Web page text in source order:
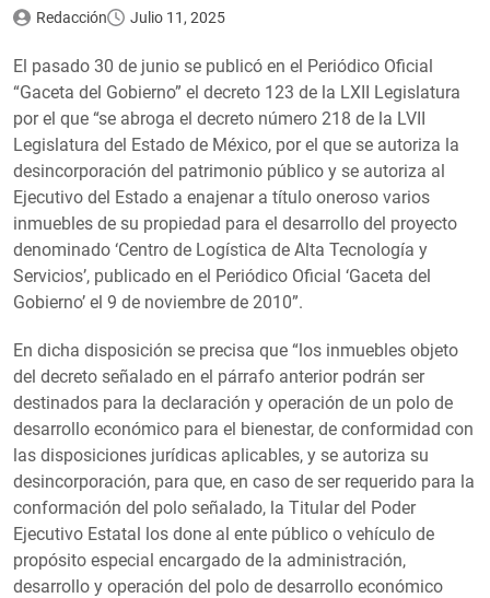
Redacción Julio 11, 2025
El pasado 30 de junio se publicó en el Periódico Oficial
“Gaceta del Gobierno” el decreto 123 de la LXII Legislatura
por el que “se abroga el decreto número 218 de la LVII
Legislatura del Estado de México, por el que se autoriza la
desincorporación del patrimonio público y se autoriza al
Ejecutivo del Estado a enajenar a título oneroso varios
inmuebles de su propiedad para el desarrollo del proyecto
denominado ‘Centro de Logística de Alta Tecnología y
Servicios’, publicado en el Periódico Oficial ‘Gaceta del
Gobierno’ el 9 de noviembre de 2010”.
En dicha disposición se precisa que “los inmuebles objeto
del decreto señalado en el párrafo anterior podrán ser
destinados para la declaración y operación de un polo de
desarrollo económico para el bienestar, de conformidad con
las disposiciones jurídicas aplicables, y se autoriza su
desincorporación, para que, en caso de ser requerido para la
conformación del polo señalado, la Titular del Poder
Ejecutivo Estatal los done al ente público o vehículo de
propósito especial encargado de la administración,
desarrollo y operación del polo de desarrollo económico